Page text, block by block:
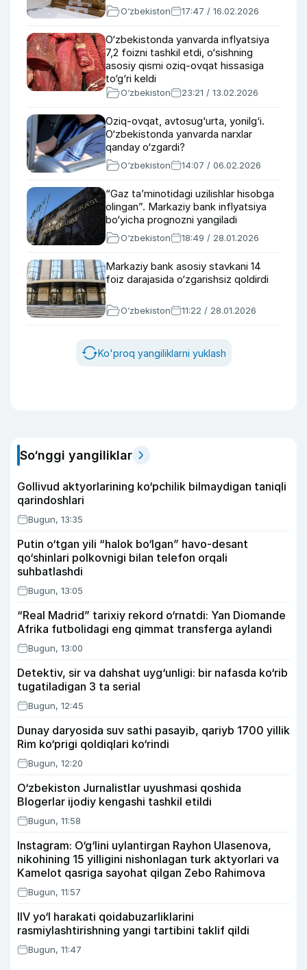
O‘zbekiston 17:47 / 16.02.2026
O‘zbekistonda yanvarda inflyatsiya
7,2 foizni tashkil etdi, o‘sishning
asosiy qismi oziq-ovqat hissasiga
to‘g‘ri keldi
O‘zbekiston 23:21 / 13.02.2026
Oziq-ovqat, avtosug‘urta, yonilg‘i.
O‘zbekistonda yanvarda narxlar
qanday o‘zgardi?
O‘zbekiston 14:07 / 06.02.2026
“Gaz taʼminotidagi uzilishlar hisobga
olingan”. Markaziy bank inflyatsiya
bo‘yicha prognozni yangiladi
O‘zbekiston 18:49 / 28.01.2026
Markaziy bank asosiy stavkani 14
foiz darajasida o‘zgarishsiz qoldirdi
O‘zbekiston 11:22 / 28.01.2026
Ko'proq yangiliklarni yuklash
So‘nggi yangiliklar
Gollivud aktyorlarining ko‘pchilik bilmaydigan taniqli
qarindoshlari
Bugun, 13:35
Putin o‘tgan yili “halok bo‘lgan” havo-desant
qo‘shinlari polkovnigi bilan telefon orqali
suhbatlashdi
Bugun, 13:05
“Real Madrid” tarixiy rekord o‘rnatdi: Yan Diomande
Afrika futbolidagi eng qimmat transferga aylandi
Bugun, 13:00
Detektiv, sir va dahshat uyg‘unligi: bir nafasda ko‘rib
tugatiladigan 3 ta serial
Bugun, 12:45
Dunay daryosida suv sathi pasayib, qariyb 1700 yillik
Rim ko‘prigi qoldiqlari ko‘rindi
Bugun, 12:20
O‘zbekiston Jurnalistlar uyushmasi qoshida
Blogerlar ijodiy kengashi tashkil etildi
Bugun, 11:58
Instagram: O‘g‘lini uylantirgan Rayhon Ulasenova,
nikohining 15 yilligini nishonlagan turk aktyorlari va
Kamelot qasriga sayohat qilgan Zebo Rahimova
Bugun, 11:57
IIV yo‘l harakati qoidabuzarliklarini
rasmiylashtirishning yangi tartibini taklif qildi
Bugun, 11:47